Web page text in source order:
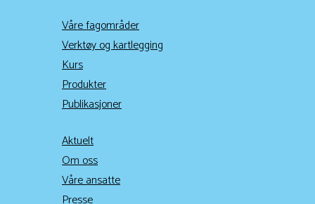
Våre fagområder
Verktøy og kartlegging
Kurs
Produkter
Publikasjoner
Aktuelt
Om oss
Våre ansatte